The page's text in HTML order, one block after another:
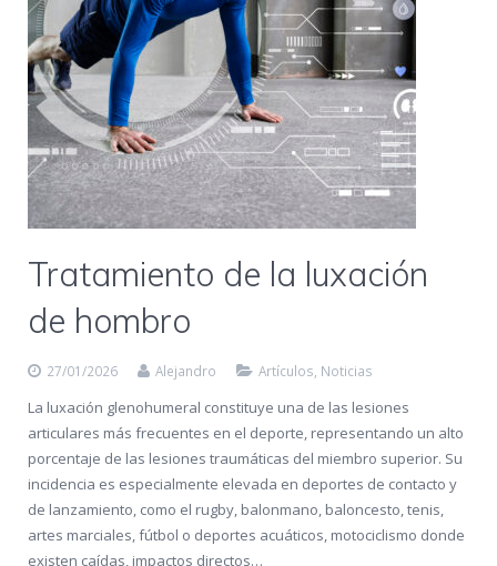
Tratamiento de la luxación
de hombro
27/01/2026 Alejandro Artículos Noticias
La luxación glenohumeral constituye una de las lesiones
articulares más frecuentes en el deporte, representando un alto
porcentaje de las lesiones traumáticas del miembro superior. Su
incidencia es especialmente elevada en deportes de contacto y
de lanzamiento, como el rugby, balonmano, baloncesto, tenis,
artes marciales, fútbol o deportes acuáticos, motociclismo donde
existen caídas, impactos directos…